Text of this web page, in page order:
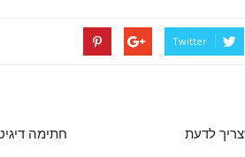
Twitter
לדעת
חתימה